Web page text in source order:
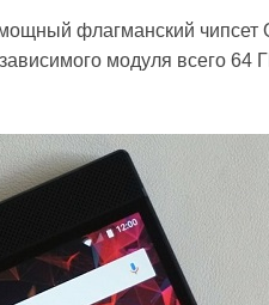
флагманский
модуля всего